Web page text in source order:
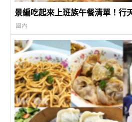
景編吃起來上班族午餐清單！行
國內